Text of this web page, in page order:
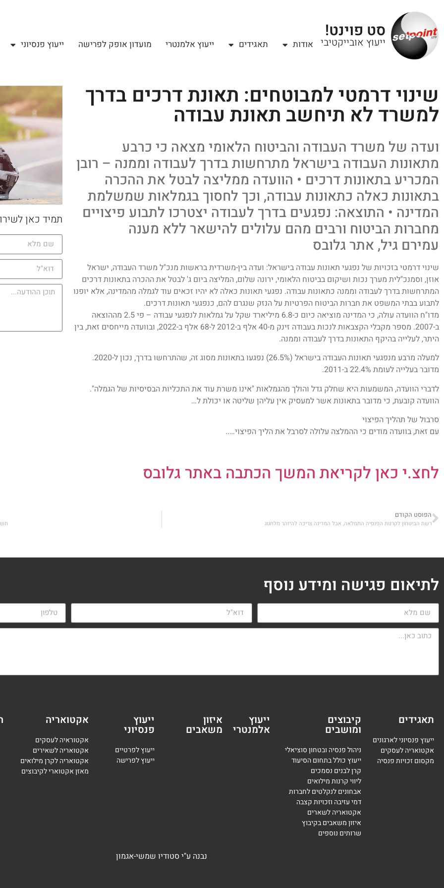
סט פוינט!
ייעוץ אובייקטיבי אודות תאגידים ייעוץ אלמנטרי מועדון אופק לפרישה ייעוץ פנסיוני
שינוי דרמטי למבוטחים: תאונת דרכים בדרך
למשרד לא תיחשב תאונת עבודה
ועדה של משרד העבודה והביטוח הלאומי מצאה כי כרבע
מתאונות העבודה בישראל מתרחשות בדרך לעבודה וממנה – רובן
המכריע בתאונות דרכים • הוועדה ממליצה לבטל את ההכרה
בתאונות כאלה כתאונות עבודה, וכך לחסוך בגמלאות שמשלמת
המדינה • התוצאה: נפגעים בדרך לעבודה יצטרכו לתבוע פיצויים
מחברות הביטוח ורבים מהם עלולים להישאר ללא מענה
עמירם גיל, אתר גלובס
שינוי דרמטי בזכויות של נפגעי תאונות עבודה בישראל: ועדה בין-משרדית בראשות מנכ"ל משרד העבודה, ישראל
אוזן, וסמנכ"לית מערך נכות ושיקום בביטוח הלאומי, ירונה שלום, המליצה ביום ג' לבטל את ההכרה בתאונות דרכים
המתרחשות בדרך לעבודה וממנה כתאונות עבודה. נפגעי תאונות כאלה לא יהיו זכאים עוד לגמלה מהמדינה, אלא יופנו
לתבוע בבתי המשפט את חברות הביטוח הפרטיות על הנזק שנגרם להם, כנפגעי תאונות דרכים.
מדו"ח הוועדה עולה, כי המדינה מוציאה כיום כ-6.8 מיליארד שקל על גמלאות לנפגעי עבודה – פי 2.5 מההוצאה
ב-2007. מספר מקבלי הקצבאות לנכות בעבודה זינק מ-40 אלף ב-2012 ל-68 אלף ב-2022, ובוועדה מייחסים זאת, בין
היתר, לעלייה בהיקף התאונות בדרך לעבודה וממנה.
למעלה מרבע מנפגעי תאונות העבודה בישראל (26.5%) נפגעו בתאונות מסוג זה, שהתרחשו בדרך, נכון ל-2020.
מדובר בעלייה לעומת 22.4% ב-2011.
לדברי הוועדה, המשמעות היא שחלק גדל והולך מהגמלאות "אינו משרת עוד את התכליות הבסיסיות של הגמלה".
הוועדה קובעת, כי מדובר בתאונות אשר למעסיק אין עליהן שליטה או יכולת ל…
סרבול של תהליך הפיצוי
עם זאת, בוועדה מודים כי ההמלצה עלולה לסרבל את הליך הפיצוי…..
לחצ.י כאן לקריאת המשך הכתבה באתר גלובס
תמיד כאן
הפוסט הקודם
רשת הביטחון לקרנות הפנסיה התמלאה, אבל המדינה צריכה להיזהר מלחגוג
לתיאום פגישה ומידע נוסף
תאגידים
ייעוץ פנסיוני לארגונים
אקטואריה לעסקים
מקסום זכויות פנסיה
קיבוצים
ומושבים
ניהול פנסיה ובטחון סוציאלי
ייעוץ כולל בתחום הסיעוד
קרן לבנים נסמכים
ליווי קרנות מילואים
אבחונים לנקלטים לחברות
דמי עזיבה וזכויות קצבה
אקטואריה לשארים
איזון משאבים בקיבוץ
שרותים נוספים
ייעוץ
אלמנטרי
איזון
משאבים
ייעוץ
פנסיוני
ייעוץ לפרטיים
ייעוץ לפרישה
אקטואריה
אקטוראיה לעסקים
אקטואריה לשאירים
אקטואריה לקרן מילואים
מאזן אקטוארי לקיבוצים
נבנה ע"י סטודיו שמשי-אגמון